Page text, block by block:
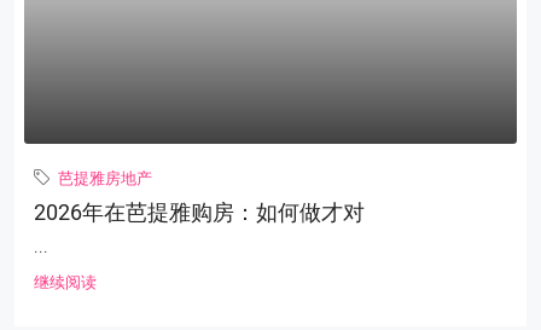
芭提雅房地产
2026年在芭提雅购房：如何做才对
...
继续阅读